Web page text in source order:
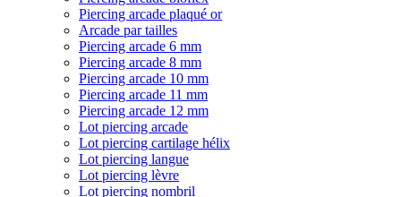
Piercing arcade plaqué or
Arcade par tailles
Piercing arcade 6 mm
Piercing arcade 8 mm
Piercing arcade 10 mm
Piercing arcade 11 mm
Piercing arcade 12 mm
Lot piercing arcade
Lot piercing cartilage hélix
Lot piercing langue
Lot piercing lèvre
Lot piercing nombril